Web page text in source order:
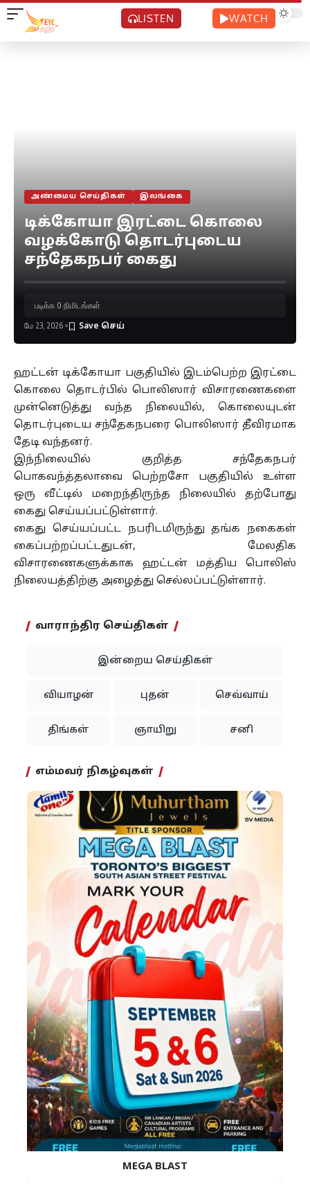
LISTEN WATCH
அண்மைய செய்திகள் இலங்கை
டிக்கோயா இரட்டை கொலை
வழக்கோடு தொடர்புடைய
சந்தேகநபர் கைது
மே 23, 2026
படிக்க 0 நிமிடங்கள்
ஹட்டன் டிக்கோயா பகுதியில் இடம்பெற்ற இரட்டை
கொலை தொடர்பில் பொலிஸார் விசாரணைகளை
முன்னெடுத்து வந்த நிலையில், கொலையுடன்
தொடர்புடைய சந்தேகநபரை பொலிஸார் தீவிரமாக
தேடி வந்தனர்.
இந்நிலையில் குறித்த சந்தேகநபர்
பொகவந்த்தலாவை பெற்றசோ பகுதியில் உள்ள
ஒரு வீட்டில் மறைந்திருந்த நிலையில் தற்போது
கைது செய்யப்பட்டுள்ளார்.
கைது செய்யப்பட்ட நபரிடமிருந்து தங்க நகைகள்
கைப்பற்றப்பட்டதுடன், மேலதிக
விசாரணைகளுக்காக ஹட்டன் மத்திய பொலிஸ்
நிலையத்திற்கு அழைத்து செல்லப்பட்டுள்ளார்.
வாராந்திர செய்திகள்
இன்றைய செய்திகள்
வியாழன் புதன் செவ்வாய்
திங்கள் ஞாயிறு சனி
எம்மவர் நிகழ்வுகள்
MEGA BLAST